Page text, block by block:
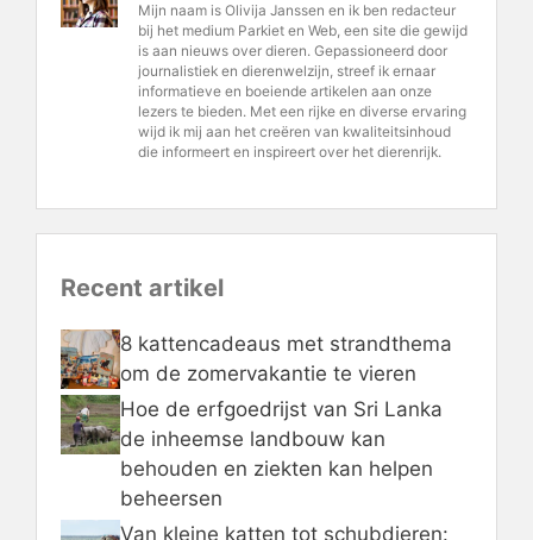
Mijn naam is Olivija Janssen en ik ben redacteur
bij het medium Parkiet en Web, een site die gewijd
is aan nieuws over dieren. Gepassioneerd door
journalistiek en dierenwelzijn, streef ik ernaar
informatieve en boeiende artikelen aan onze
lezers te bieden. Met een rijke en diverse ervaring
wijd ik mij aan het creëren van kwaliteitsinhoud
die informeert en inspireert over het dierenrijk.
Recent artikel
8 kattencadeaus met strandthema
om de zomervakantie te vieren
Hoe de erfgoedrijst van Sri Lanka
de inheemse landbouw kan
behouden en ziekten kan helpen
beheersen
Van kleine katten tot schubdieren: